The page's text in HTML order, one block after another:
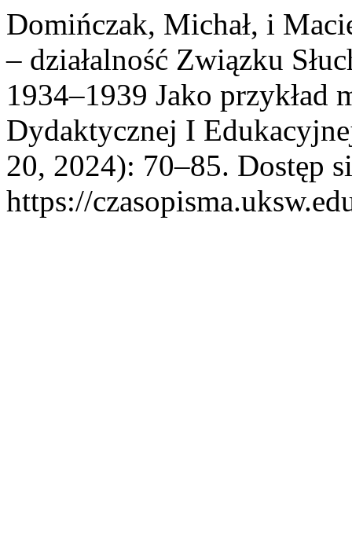
Domińczak, Michał, i
– działalność Związku
1934–1939 Jako przykład
Dydaktycznej I
20, 2024): 70–85. Dostęp
https://